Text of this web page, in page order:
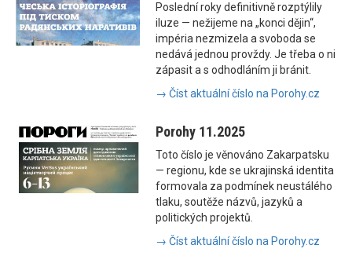
Poslední roky definitivně rozptýlily
iluze — nežijeme na „konci dějin“,
impéria nezmizela a svoboda se
nedává jednou provždy. Je třeba o ni
zápasit a s odhodláním ji bránit.
→ Číst aktuální číslo na Porohy.cz
Porohy 11.2025
Toto číslo je věnováno Zakarpatsku
— regionu, kde se ukrajinská identita
formovala za podmínek neustálého
tlaku, soutěže názvů, jazyků a
politických projektů.
→ Číst aktuální číslo na Porohy.cz